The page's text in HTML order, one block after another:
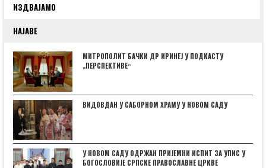
ИЗДВАЈАМО
НАЈАВЕ
МИТРОПОЛИТ БАЧКИ ДР ИРИНЕЈ У ПОДКАСТУ
„ПЕРСПЕКТИВЕˮ
ВИДОВДАН У САБОРНОМ ХРАМУ У НОВОМ САДУ
У НОВОМ САДУ ОДРЖАН ПРИЈЕМНИ ИСПИТ ЗА УПИС У
БОГОСЛОВИЈЕ СРПСКЕ ПРАВОСЛАВНЕ ЦРКВЕ